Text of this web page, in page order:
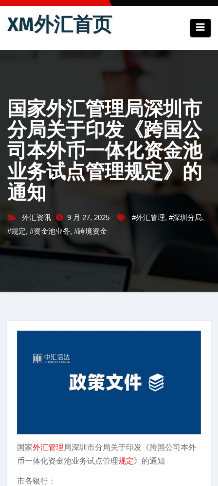
跳
XM外汇首页
国家外汇管理局深圳市
分局关于印发《跨国公
司本外币一体化资金池
业务试点管理规定》的
通知
外汇资讯 9 月 27, 2025 #外汇管理, #深圳分局,
#规定, #资金池业务, #跨境资金
国家外汇管理局深圳市分局关于印发《跨国公司本外
币一体化资金池业务试点管理规定》的通知
市各银行：